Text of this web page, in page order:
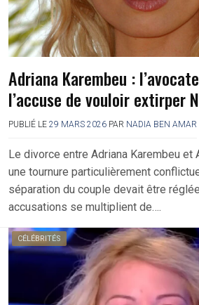
Adriana Karembeu :
l’accuse de vouloir extirper
PUBLIÉ LE 29 MARS 2026 PAR NADIA BEN AMAR
Le divorce entre Adriana Karembeu et
une tournure particulièrement
séparation du couple devait être
accusations se multiplient de….
CÉLÉBRITÉS